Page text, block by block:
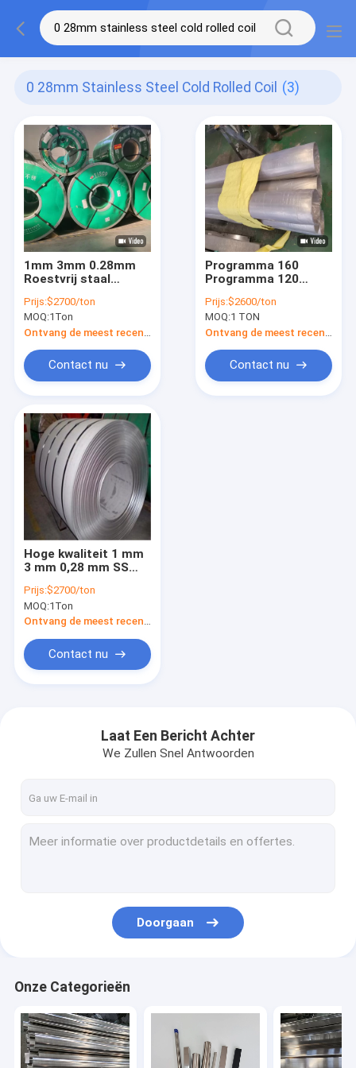
0 28mm Stainless Steel Cold Rolled Coil (3)
1mm 3mm 0.28mm
Roestvrij staal
316 Rang 410 304 Ss
202 Rol
Prijs:$2700/ton
MOQ:1Ton
Contact nu
Programma 160
Programma 120
Naadloze SS Pijp
28mm 35mm 25mm
Od Roestvrij
staalbuis Astm
Prijs:$2600/ton
MOQ:1 TON
Contact nu
Hoge kwaliteit 1 mm
3 mm 0,28 mm SS
304 304L
roestvrijstalen spoel
Roestvrijstalen
Prijs:$2700/ton
MOQ:1Ton
Contact nu
Laat Een Bericht Achter
We Zullen Snel Antwoorden
Doorgaan
Onze Categorieën